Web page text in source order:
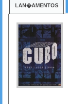
LAN�AMENTOS